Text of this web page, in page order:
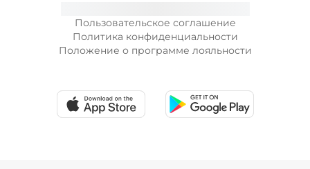
Пользовательское соглашение
Политика конфиденциальности
Положение о программе лояльности